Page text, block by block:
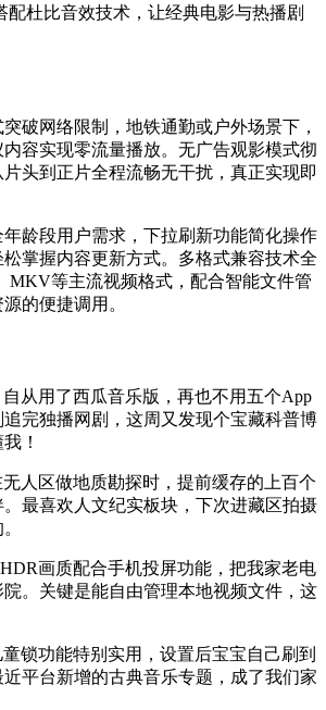
配杜比音效技术，让经典电影与热播剧
破网络限制，地铁通勤或户外场景下，
容实现零流量播放。无广告观影模式彻
头到正片全程流畅无干扰，真正实现即
龄段用户需求，下拉刷新功能简化操作
掌握内容更新方式。多格式兼容技术全
MKV等主流视频格式，配合智能文件管
的便捷调用。
从用了西瓜音乐版，再也不用五个App
完独播网剧，这周又发现个宝藏科普博
！
人区做地质勘探时，提前缓存的上百个
最喜欢人文纪实板块，下次进藏区拍摄
画质配合手机投屏功能，把我家老电
。关键是能自由管理本地视频文件，这
锁功能特别实用，设置后宝宝自己刷到
平台新增的古典音乐专题，成了我们家